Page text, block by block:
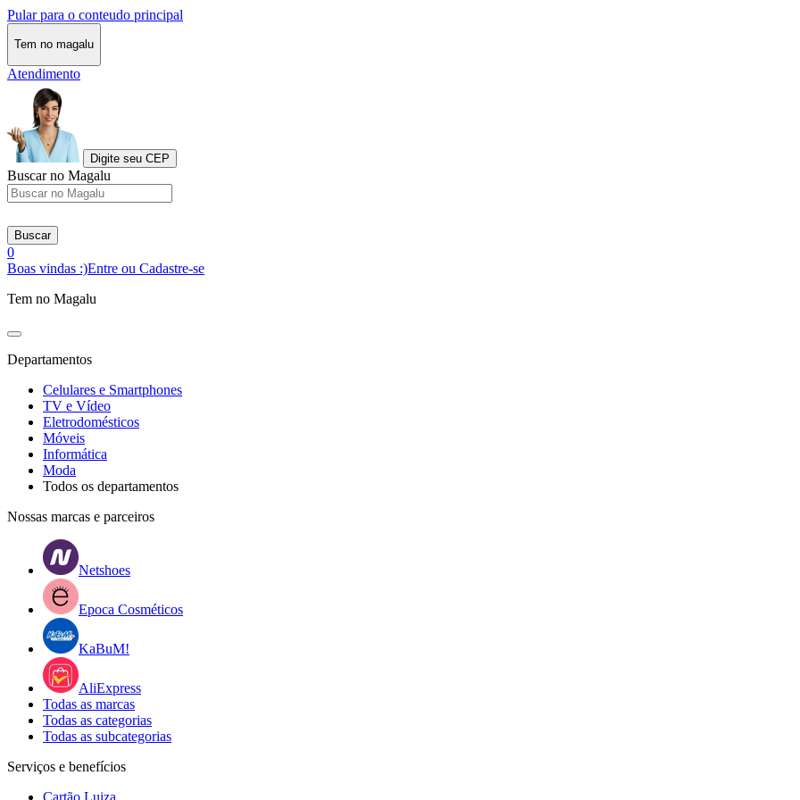
Pular para o conteudo principal
Tem no magalu
Atendimento
Digite seu CEP
Buscar no Magalu
Buscar
0
Boas vindas :)Entre ou Cadastre-se
Tem no Magalu
Departamentos
Celulares e Smartphones
TV e Vídeo
Eletrodomésticos
Móveis
Informática
Moda
Todos os departamentos
Nossas marcas e parceiros
Netshoes
Epoca Cosméticos
KaBuM!
AliExpress
Todas as marcas
Todas as categorias
Todas as subcategorias
Serviços e benefícios
Cartão Luiza